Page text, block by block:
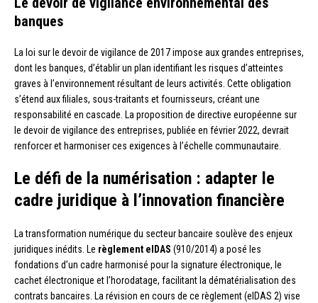
banques
La loi sur le devoir de vigilance de 2017 impose aux grandes entreprises,
dont les banques, d’établir un plan identifiant les risques d’atteintes
graves à l’environnement résultant de leurs activités. Cette obligation
s’étend aux filiales, sous-traitants et fournisseurs, créant une
responsabilité en cascade. La proposition de directive européenne sur
le devoir de vigilance des entreprises, publiée en février 2022, devrait
renforcer et harmoniser ces exigences à l’échelle communautaire.
Le défi de la numérisation : adapter le
cadre juridique à l’innovation financière
La transformation numérique du secteur bancaire soulève des enjeux
juridiques inédits. Le règlement eIDAS (910/2014) a posé les
fondations d’un cadre harmonisé pour la signature électronique, le
cachet électronique et l’horodatage, facilitant la dématérialisation des
contrats bancaires. La révision en cours de ce règlement (eIDAS 2) vise